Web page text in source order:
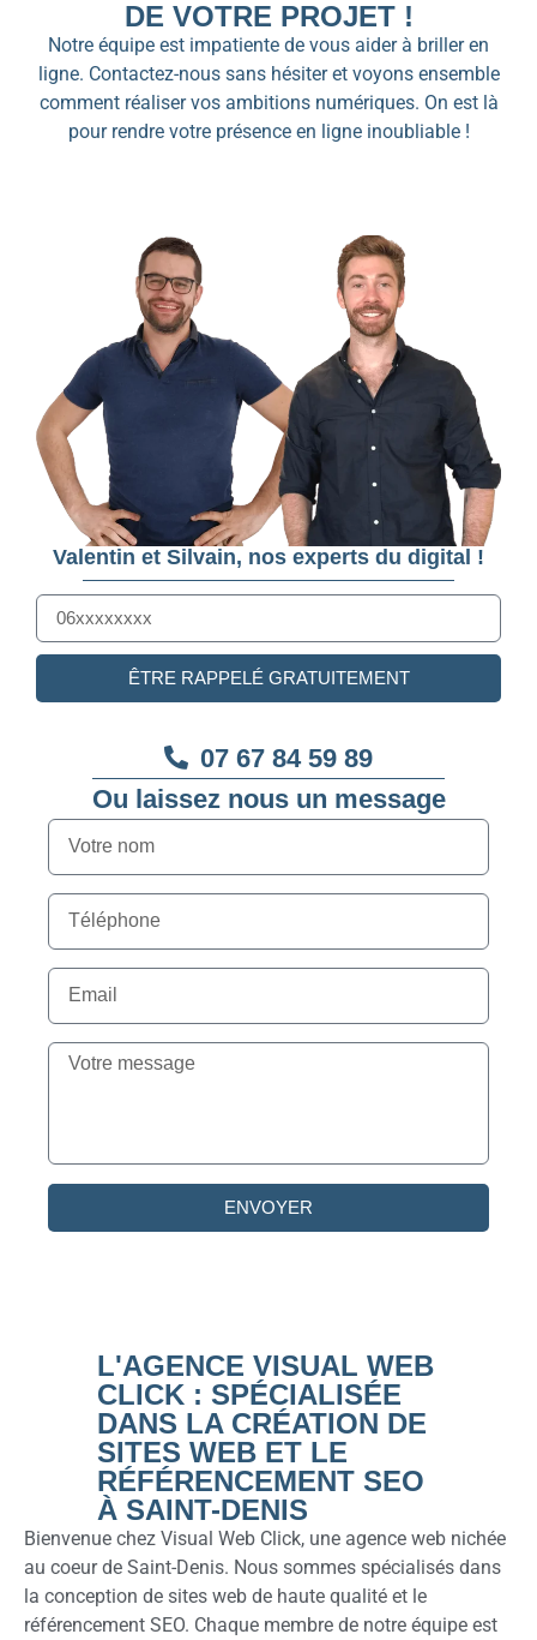
DE VOTRE PROJET !
Notre équipe est impatiente de vous aider à briller en
ligne. Contactez-nous sans hésiter et voyons ensemble
comment réaliser vos ambitions numériques. On est là
pour rendre votre présence en ligne inoubliable !
Valentin et Silvain, nos experts du digital !
ÊTRE RAPPELÉ GRATUITEMENT
07 67 84 59 89
Ou laissez nous un message
ENVOYER
L'AGENCE VISUAL WEB
CLICK : SPÉCIALISÉE
DANS LA CRÉATION DE
SITES WEB ET LE
RÉFÉRENCEMENT SEO
À SAINT-DENIS
Bienvenue chez Visual Web Click, une agence web nichée
au coeur de Saint-Denis. Nous sommes spécialisés dans
la conception de sites web de haute qualité et le
référencement SEO. Chaque membre de notre équipe est